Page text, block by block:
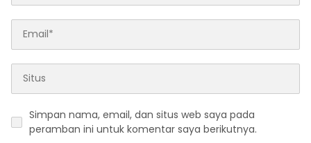
Simpan nama, email, dan situs web saya pada
peramban ini untuk komentar saya berikutnya.